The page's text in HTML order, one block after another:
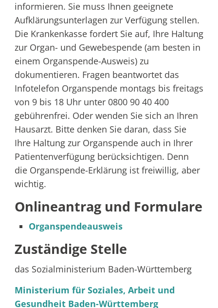
informieren. Sie muss Ihnen geeignete
Aufklärungsunterlagen zur Verfügung stellen.
Die Krankenkasse fordert Sie auf, Ihre Haltung
zur Organ- und Gewebespende (am besten in
einem Organspende-Ausweis) zu
dokumentieren. Fragen beantwortet das
Infotelefon Organspende montags bis freitags
von 9 bis 18 Uhr unter 0800 90 40 400
gebührenfrei. Oder wenden Sie sich an Ihren
Hausarzt. Bitte denken Sie daran, dass Sie
Ihre Haltung zur Organspende auch in Ihrer
Patientenverfügung berücksichtigen. Denn
die Organspende-Erklärung ist freiwillig, aber
wichtig.
Onlineantrag und Formulare
Organspendeausweis
Zuständige Stelle
das Sozialministerium Baden-Württemberg
Ministerium für Soziales, Arbeit und
Gesundheit Baden-Württemberg